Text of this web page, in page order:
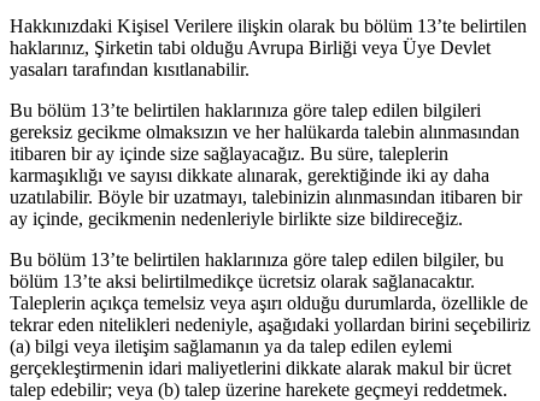
Hakkınızdaki Kişisel Verilere ilişkin olarak bu bölüm 13’te belirtilen
haklarınız, Şirketin tabi olduğu Avrupa Birliği veya Üye Devlet
yasaları tarafından kısıtlanabilir.
Bu bölüm 13’te belirtilen haklarınıza göre talep edilen bilgileri
gereksiz gecikme olmaksızın ve her halükarda talebin alınmasından
itibaren bir ay içinde size sağlayacağız. Bu süre, taleplerin
karmaşıklığı ve sayısı dikkate alınarak, gerektiğinde iki ay daha
uzatılabilir. Böyle bir uzatmayı, talebinizin alınmasından itibaren bir
ay içinde, gecikmenin nedenleriyle birlikte size bildireceğiz.
Bu bölüm 13’te belirtilen haklarınıza göre talep edilen bilgiler, bu
bölüm 13’te aksi belirtilmedikçe ücretsiz olarak sağlanacaktır.
Taleplerin açıkça temelsiz veya aşırı olduğu durumlarda, özellikle de
tekrar eden nitelikleri nedeniyle, aşağıdaki yollardan birini seçebiliriz
(a) bilgi veya iletişim sağlamanın ya da talep edilen eylemi
gerçekleştirmenin idari maliyetlerini dikkate alarak makul bir ücret
talep edebilir; veya (b) talep üzerine harekete geçmeyi reddetmek.